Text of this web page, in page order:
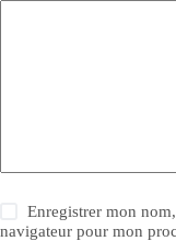
Enregistrer mon
navigateur pour mon